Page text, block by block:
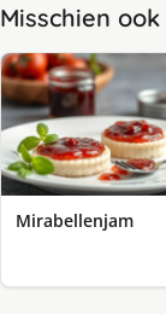
Misschien
Mirabellenjam